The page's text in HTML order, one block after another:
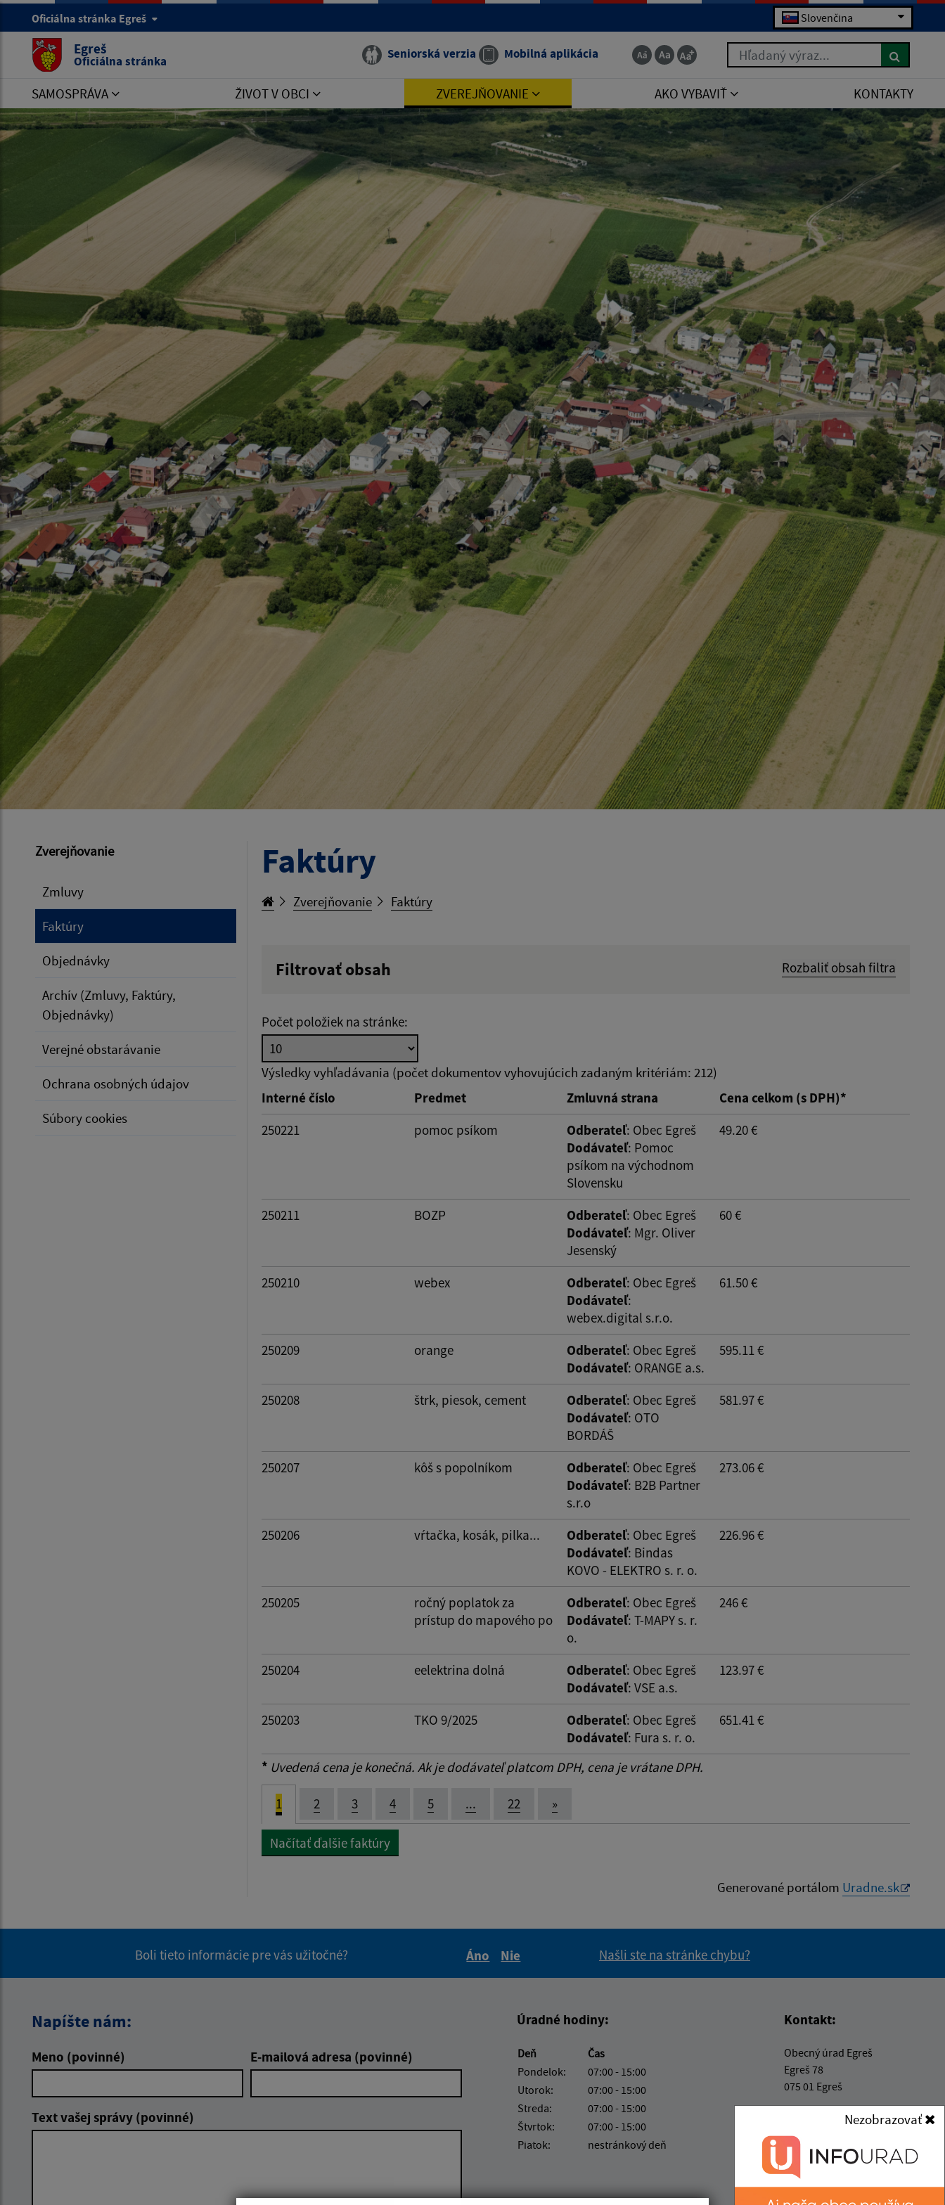
Nezobrazovať
Oficiálna stránka Egreš Slovenčina
Egreš
Oficiálna stránka Seniorská verzia Mobilná aplikácia Hľadaný výraz...
SAMOSPRÁVA ŽIVOT V OBCI ZVEREJŇOVANIE AKO VYBAVIŤ KONTAKTY
Zverejňovanie
Zmluvy
Faktúry
Objednávky
Archív (Zmluvy, Faktúry,
Objednávky)
Verejné obstarávanie
Ochrana osobných údajov
Súbory cookies
Faktúry
Zverejňovanie Faktúry
Filtrovať obsah
Rozbaliť obsah filtra
Typ dátumu:
Suma od: Suma do:
Počet položiek na stránke:
Výsledky vyhľadávania (počet dokumentov vyhovujúcich zadaným kritériám: 212)
Interné číslo
Predmet Zmluvná strana
Cena celkom (s DPH)*
250221
pomoc psíkom Odberateľ: Obec Egreš
Dodávateľ: Pomoc
psíkom na východnom
Slovensku
49.20 €
250211 BOZP Odberateľ: Obec Egreš
Dodávateľ: Mgr. Oliver
Jesenský
60 €
250210 webex Odberateľ: Obec Egreš
Dodávateľ:
webex.digital s.r.o.
61.50 €
250209 orange Odberateľ: Obec Egreš
Dodávateľ: ORANGE a.s.
595.11 €
250208 štrk, piesok, cement Odberateľ: Obec Egreš
Dodávateľ: OTO
BORDÁŠ
581.97 €
250207 kôš s popolníkom Odberateľ: Obec Egreš
Dodávateľ: B2B Partner
s.r.o
273.06 €
250206 vŕtačka, kosák, pilka... Odberateľ: Obec Egreš
Dodávateľ: Bindas
KOVO - ELEKTRO s. r. o.
226.96 €
250205
ročný poplatok za
prístup do mapového po
Odberateľ: Obec Egreš
Dodávateľ: T-MAPY s. r.
o.
246 €
250204 eelektrina dolná Odberateľ: Obec Egreš
Dodávateľ: VSE a.s.
123.97 €
250203 TKO 9/2025 Odberateľ: Obec Egreš
Dodávateľ: Fura s. r. o.
651.41 €
* Uvedená cena je konečná. Ak je dodávateľ platcom DPH, cena je vrátane DPH.
1 2 3 4 5 ... 22 »
Načítať ďalšie faktúry
Generované portálom Uradne.sk
Boli tieto informácie pre vás užitočné?
Áno
Nie
Našli ste na stránke chybu?
Napíšte nám:
Meno (povinné) E-mailová adresa (povinné)
Text vašej správy (povinné)
Úradné hodiny:
Deň
Čas
Pondelok:
07:00 - 15:00
Utorok:
07:00 - 15:00
Streda:
07:00 - 15:00
Štvrtok:
07:00 - 15:00
Piatok:
nestránkový deň
Kontakt:
Obecný úrad Egreš
Egreš 78
075 01 Egreš
obecegres@obecegres.sk
IČO: 00331520